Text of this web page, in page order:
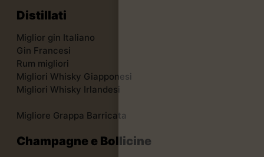
Distillati
Miglior gin Italiano
Gin Francesi
Rum migliori
Migliori Whisky Giapponesi
Migliori Whisky Irlandesi
Migliore Grappa Barricata
Champagne e Bollicine